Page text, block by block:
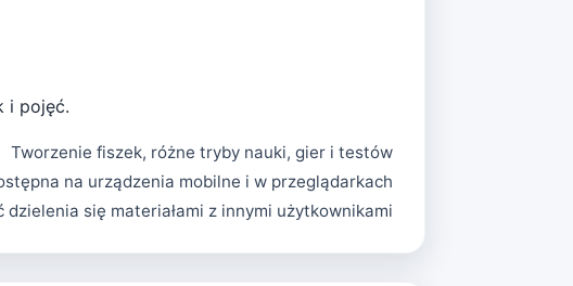
i pojęć.
Tworzenie fiszek, różne tryby nauki, gier i testów
na urządzenia mobilne i w przeglądarkach
dzielenia się materiałami z innymi użytkownikami